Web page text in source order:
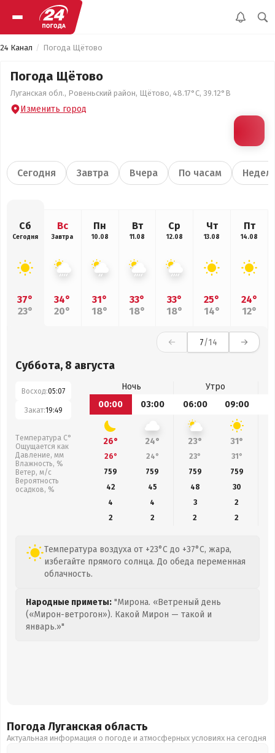
24 Канал Погода Щётово
Погода Щётово
Луганская обл., Ровеньский район, Щётово, 48.17°С, 39.12°В
Изменить город
Сегодня Завтра Вчера По часам
Сб
Сегодня
37°
23°
Вс
Завтра
34°
20°
Пн
10.08
31°
18°
Вт
11.08
33°
18°
Ср
12.08
33°
18°
Чт
13.08
25°
14°
Пт
14.08
24°
12°
7/14
Суббота, 8 августа
Восход:05:07
Закат:19:49
Температура С°
Ощущается как
Давление, мм
Влажность, %
Ветер, м/с
Вероятность
осадков, %
Ночь
Утро
00:00
03:00 06:00 09:00
26° 24° 23° 31°
26° 24° 23° 31°
759
759 759 759
42
45 48 30
4
4 3
2
2
2 2 2
Температура воздуха от +23°C до +37°C, жара,
избегайте прямого солнца. До обеда переменная
облачность.
Народные приметы: "Мирона. «Ветреный день
(«Мирон-ветрогон»). Какой Мирон — такой и
январь.»"
Погода Луганская область
Актуальная информация о погоде и атмосферных условиях на сегодня